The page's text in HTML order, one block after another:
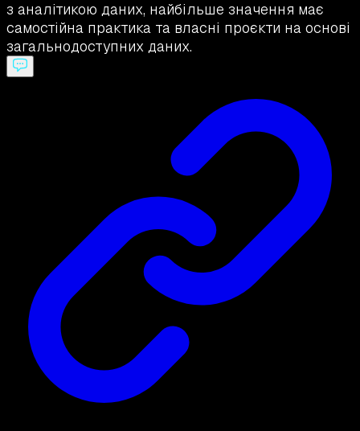
з аналітикою даних, найбільше значення має
самостійна практика та власні проєкти на основі
загальнодоступних даних.